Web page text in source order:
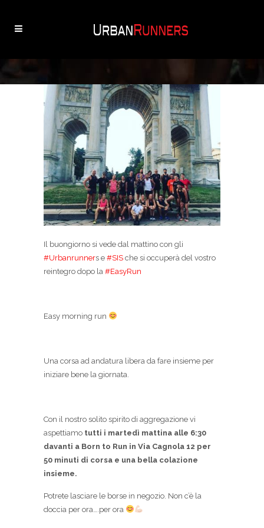
Il buongiorno si vede dal mattino con gli
#Urbanrunners e #SIS che si occuperà del vostro
reintegro dopo la #EasyRun
Easy morning run
Una corsa ad andatura libera da fare insieme per
iniziare bene la giornata.
Con il nostro solito spirito di aggregazione vi
aspettiamo tutti i martedì mattina alle 6:30
davanti a Born to Run in Via Cagnola 12 per
50 minuti di corsa e una bella colazione
insieme.
Potrete lasciare le borse in negozio. Non c’è la
doccia per ora….per ora